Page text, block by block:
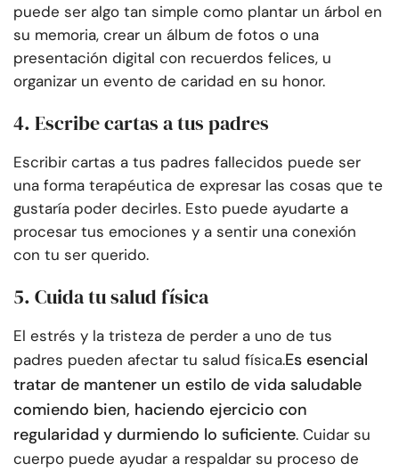
puede ser algo tan simple como plantar un árbol en
su memoria, crear un álbum de fotos o una
presentación digital con recuerdos felices, u
organizar un evento de caridad en su honor.
4. Escribe cartas a tus padres
Escribir cartas a tus padres fallecidos puede ser
una forma terapéutica de expresar las cosas que te
gustaría poder decirles. Esto puede ayudarte a
procesar tus emociones y a sentir una conexión
con tu ser querido.
5. Cuida tu salud física
El estrés y la tristeza de perder a uno de tus
padres pueden afectar tu salud física.Es esencial
tratar de mantener un estilo de vida saludable
comiendo bien, haciendo ejercicio con
regularidad y durmiendo lo suficiente. Cuidar su
cuerpo puede ayudar a respaldar su proceso de